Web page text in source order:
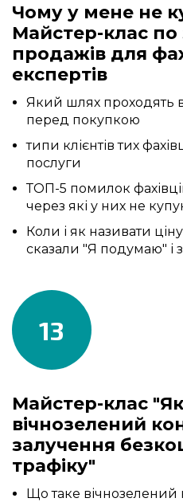
Чому у мене не
Майстер-клас
продажів для
експертів
Який шлях проходять
перед покупкою
типи клієнтів тих
послуги
ТОП-5 помилок
через які у них не
Коли і як називати
сказали "Я подумаю" і
13
Майстер-клас
вічнозелений
залучення
трафіку"
Що таке вічнозелений